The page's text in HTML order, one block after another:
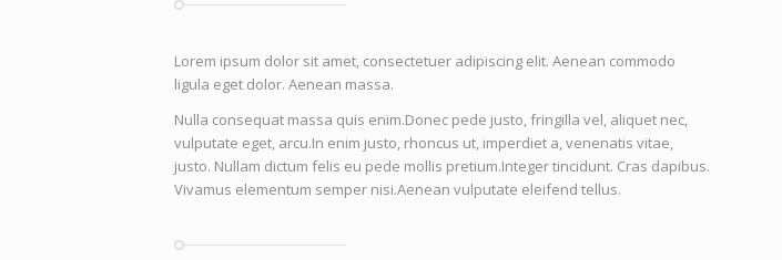
Lorem ipsum dolor sit amet, consectetuer adipiscing elit. Aenean commodo
ligula eget dolor. Aenean massa.
Nulla consequat massa quis enim.Donec pede justo, fringilla vel, aliquet nec,
vulputate eget, arcu.In enim justo, rhoncus ut, imperdiet a, venenatis vitae,
justo. Nullam dictum felis eu pede mollis pretium.Integer tincidunt. Cras dapibus.
Vivamus elementum semper nisi.Aenean vulputate eleifend tellus.